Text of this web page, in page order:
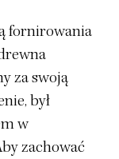
fornirowania
za swoją
był
w
zachować